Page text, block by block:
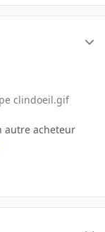
clindoeil.gif
autre acheteur